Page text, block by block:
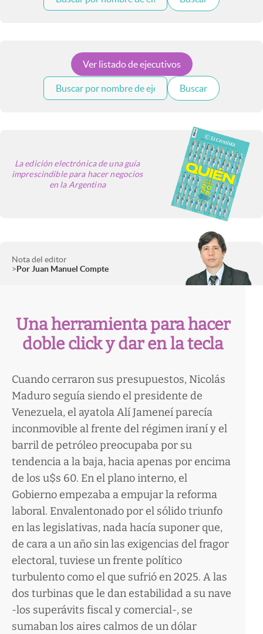
Infotechnology
Eventos Corporativos
abre en nueva pestaña
Argentina
Ver listado de ejecutivos
Buscar
La edición electrónica de una guía
imprescindible para hacer negocios
en la Argentina
abre en nueva pestaña
Nota del editor
Por Juan Manuel Compte
Una herramienta para hacer
doble click y dar en la tecla
Cuando cerraron sus presupuestos, Nicolás
Maduro seguía siendo el presidente de
Venezuela, el ayatola Alí Jameneí parecía
inconmovible al frente del régimen iraní y el
barril de petróleo preocupaba por su
tendencia a la baja, hacia apenas por encima
de los u$s 60. En el plano interno, el
Gobierno empezaba a empujar la reforma
laboral. Envalentonado por el sólido triunfo
en las legislativas, nada hacía suponer que,
de cara a un año sin las exigencias del fragor
electoral, tuviese un frente político
turbulento como el que sufrió en 2025. A las
dos turbinas que le dan estabilidad a su nave
-los superávits fiscal y comercial-, se
sumaban los aires calmos de un dólar